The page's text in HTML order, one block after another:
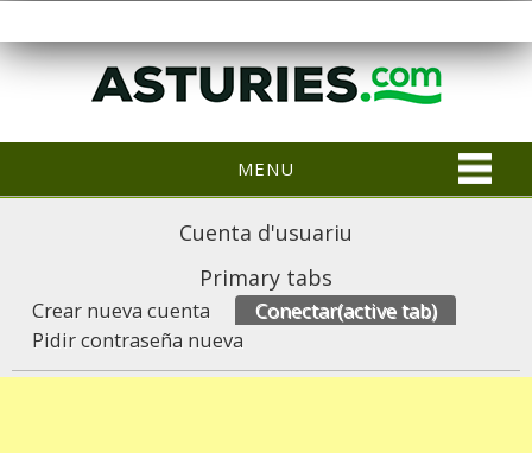
MENU
Cuenta d'usuariu
Primary tabs
Crear nueva cuenta Conectar(active tab)
Pidir contraseña nueva